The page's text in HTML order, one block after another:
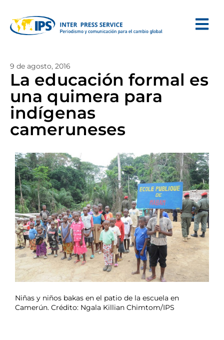
9 de agosto, 2016
La educación formal es
una quimera para
indígenas
cameruneses
Niñas y niños bakas en el patio de la escuela en
Camerún. Crédito: Ngala Killian Chimtom/IPS